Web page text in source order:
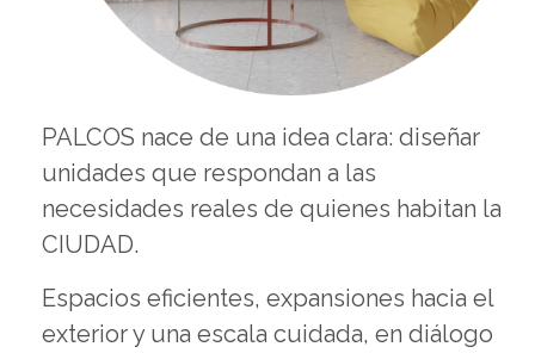
PALCOS nace de una idea clara: diseñar
unidades que respondan a las
necesidades reales de quienes habitan la
CIUDAD.
Espacios eficientes, expansiones hacia el
exterior y una escala cuidada, en diálogo